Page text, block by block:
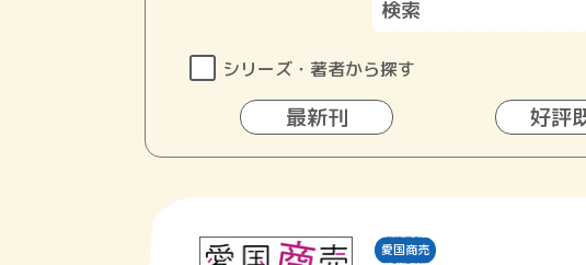
シリーズ・著者から探す
最新刊 好評
愛国商売